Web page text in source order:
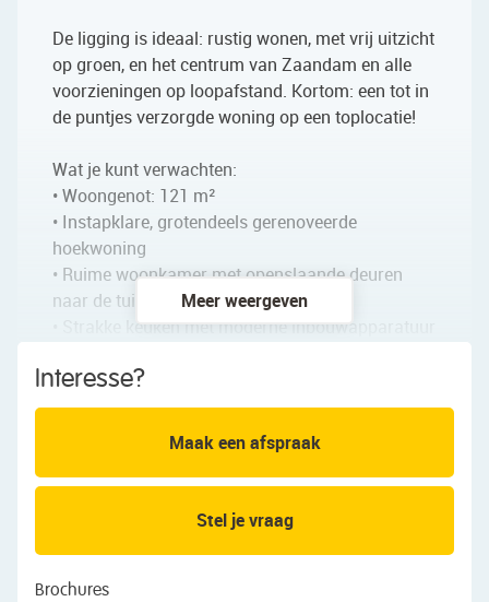
De ligging is ideaal: rustig wonen, met vrij uitzicht
op groen, en het centrum van Zaandam en alle
voorzieningen op loopafstand. Kortom: een tot in
de puntjes verzorgde woning op een toplocatie!
Wat je kunt verwachten:
• Woongenot: 121 m²
• Instapklare, grotendeels gerenoveerde
hoekwoning
• Ruime woonkamer met openslaande deuren
naar de tuin
• Strakke keuken met moderne inbouwapparatuur
• Ruime, luxe badkamer met toilet, ligbad en
inloopdouche.
• Royale zolder met dakkapellen (perfect als
• Diepe, zonnige achtertuin met overkapping en
• Voortuin op het noordwesten
• Grote garage met veel opslagruimte
Meer weergeven
Interesse?
Maak een afspraak
Stel je vraag
Brochures